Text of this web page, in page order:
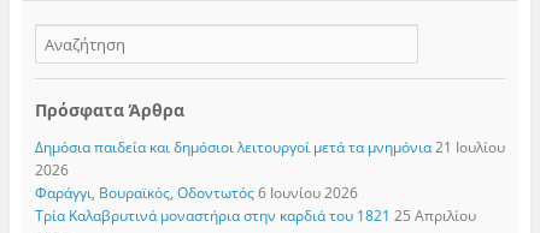
Πρόσφατα Άρθρα
Δημόσια παιδεία και δημόσιοι λειτουργοί μετά τα μνημόνια 21 Ιουλίου
2026
Φαράγγι, Βουραϊκός, Οδοντωτός 6 Ιουνίου 2026
Τρία Καλαβρυτινά μοναστήρια στην καρδιά του 1821 25 Απριλίου